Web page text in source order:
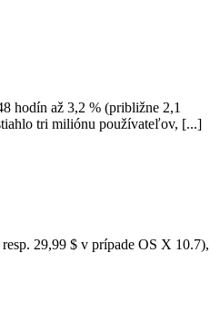
hodín až 3,2 % (približne 2,1
tri miliónu používateľov, [...]
29,99 $ v prípade OS X 10.7),